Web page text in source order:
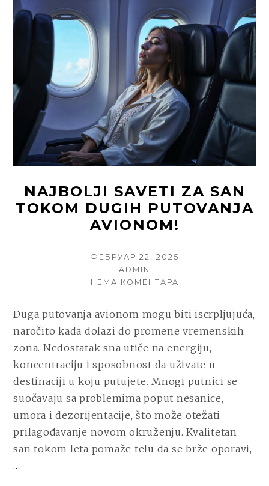
PREKO
GRANICE?
NAJBOLJI SAVETI ZA SAN
TOKOM DUGIH PUTOVANJA
AVIONOM!
POSTED
ФЕБРУАР 22, 2025
AUTHOR
ADMIN
НЕМА КОМЕНТАРА
ZA
SAN
TOKOM
PUTOVANJA
AVIONOM!
Duga putovanja avionom mogu biti iscrpljujuća,
naročito kada dolazi do promene vremenskih
zona. Nedostatak sna utiče na energiju,
koncentraciju i sposobnost da uživate u
destinaciji u koju putujete. Mnogi putnici se
suočavaju sa problemima poput nesanice,
umora i dezorijentacije, što može otežati
prilagođavanje novom okruženju. Kvalitetan
san tokom leta pomaže telu da se brže oporavi,
…